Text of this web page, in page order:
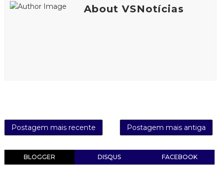
About VSNotícias
Postagem mais recente Postagem mais antiga
BLOGGER DISQUS FACEBOOK